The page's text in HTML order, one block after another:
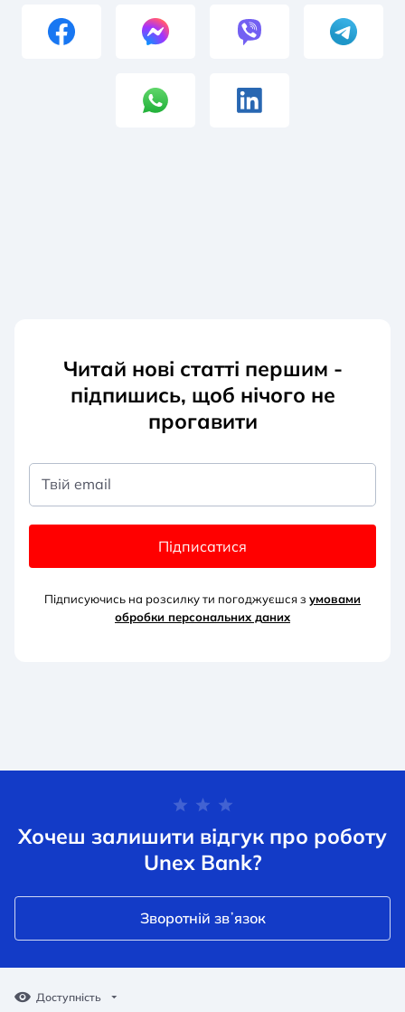
Читай нові статті першим -
підпишись, щоб нічого не
прогавити
Твій email
Підписатися
Підписуючись на розсилку ти погоджуєшся з умовами
обробки персональних даних
Хочеш залишити відгук про роботу
Unex Bank?
Зворотній звʼязок
Доступність